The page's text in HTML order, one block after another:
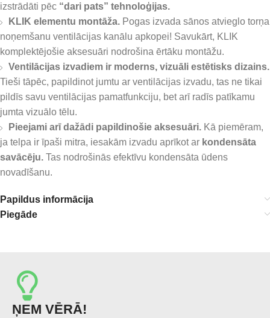
izstrādāti pēc “dari pats” tehnoloģijas.
KLIK elementu montāža. Pogas izvada sānos atvieglo torņa
noņemšanu ventilācijas kanālu apkopei! Savukārt, KLIK
komplektējošie aksesuāri nodrošina ērtāku montāžu.
Ventilācijas izvadiem ir moderns, vizuāli estētisks dizains.
Tieši tāpēc, papildinot jumtu ar ventilācijas izvadu, tas ne tikai
pildīs savu ventilācijas pamatfunkciju, bet arī radīs patīkamu
jumta vizuālo tēlu.
Pieejami arī dažādi papildinošie aksesuāri. Kā piemēram,
ja telpa ir īpaši mitra, iesakām izvadu aprīkot ar kondensāta
savācēju. Tas nodrošinās efektīvu kondensāta ūdens
novadīšanu.
Papildus informācija
Piegāde
ŅEM VĒRĀ!